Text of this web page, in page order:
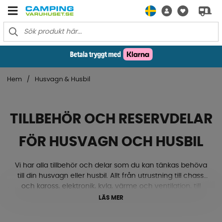
Hem Husvagn & Husbil
TILLBEHÖR OCH RESERVDELAR
FÖR HUSVAGN OCH HUSBIL
Vi har alla tillbehör och delar som du kan tänkas behöva
till din husvagn eller husbil. Allt från utrustning till chassi
och kaross, elektronik, kyla, värme och ventilation, till
gasol, textilmattor, lås och beslag med mera. Ja, här
LÄS MER